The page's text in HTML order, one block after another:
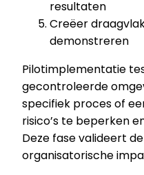
resultaten
Creëer
demonstreren
Pilotimplementatie
gecontroleerde
specifiek proces of
risico’s te beperken
Deze fase valideert
organisatorische